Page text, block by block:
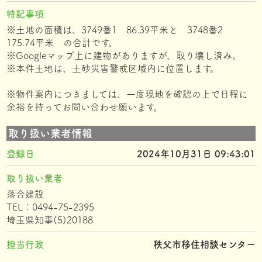
特記事項
※土地の面積は、3749番1 86.39平米と 3748番2
175.74平米 の合計です。
※Googleマップ上に建物がありますが、取り壊し済み。
※本件土地は、土砂災害警戒区域内に位置します。
※物件案内につきましては、一度現地を確認の上で日程に
余裕を持ってお問い合わせ願います。
取り扱い業者情報
登録日 2024年10月31日 09:43:01
取り扱い業者
落合建設
TEL：0494-75-2395
埼玉県知事(5)20188
担当行政 秩父市移住相談センター